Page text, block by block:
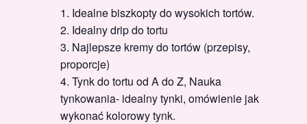
Idealne biszkopty do wysokich tortów.
Idealny drip do tortu
Najlepsze kremy do tortów (przepisy,
proporcje)
Tynk do tortu od A do Z, Nauka
tynkowania- idealny tynki, omówienie jak
wykonać kolorowy tynk.